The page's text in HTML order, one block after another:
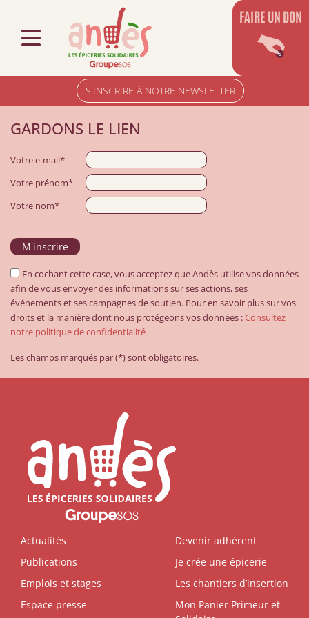
S'INSCRIRE À NOTRE NEWSLETTER
FAIRE UN DON
GARDONS LE LIEN
Votre e-mail*
Votre prénom*
Votre nom*
En cochant cette case, vous acceptez que Andès utilise vos données
afin de vous envoyer des informations sur ses actions, ses
événements et ses campagnes de soutien. Pour en savoir plus sur vos
droits et la manière dont nous protégeons vos données :Consultez
notre politique de confidentialité
Les champs marqués par (*) sont obligatoires.
Actualités
Publications
Emplois et stages
Espace presse
Devenir adhérent
Je crée une épicerie
Les chantiers d’insertion
Mon Panier Primeur et